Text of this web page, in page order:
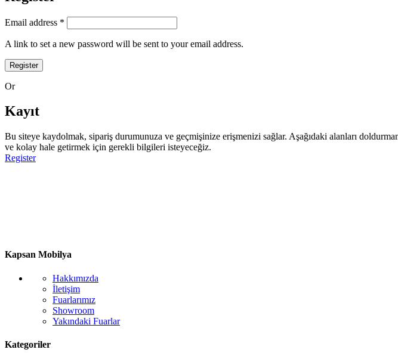
Email address *
A link to set a new password will be sent to your email address.
Register
Or
Kayıt
Bu siteye kaydolmak, sipariş durumunuza ve geçmişinize erişmenizi sağlar. Aşağıdaki alanları
ve kolay hale getirmek için gerekli bilgileri isteyeceğiz.
Register
Kapsan Mobilya
Hakkımızda
İletişim
Fuarlarımız
Showroom
Yakındaki Fuarlar
Kategoriler